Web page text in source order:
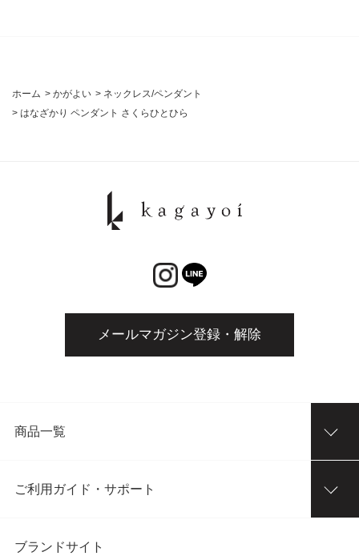
ホーム > かがよい > ネックレス/ペンダント
> はなざかり ペンダント さくらひとひら
メールマガジン登録・解除
商品一覧
ご利用ガイド・サポート
ブランドサイト